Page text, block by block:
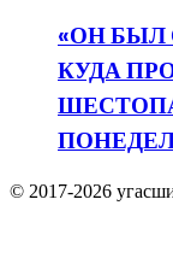
«ОН БЫЛ
КУДА
© 2017-2026